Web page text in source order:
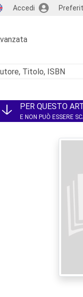
Accedi
PER QUESTO
E NON PUÒ ESSERE